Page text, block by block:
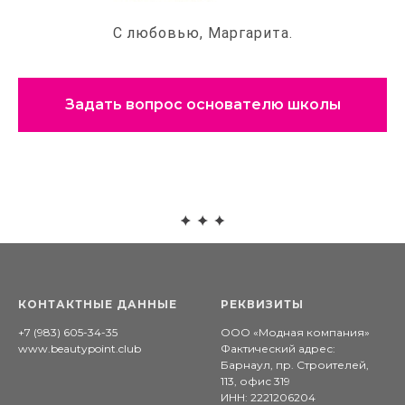
С любовью, Маргарита.
Задать вопрос основателю школы
КОНТАКТНЫЕ ДАННЫЕ
+7 (983) 605-34-35
www. beautypoint.club
РЕКВИЗИТЫ
ООО «Модная компания»
Фактический адрес:
Барнаул, пр. Строителей,
113, офис 319
ИНН: 2221206204